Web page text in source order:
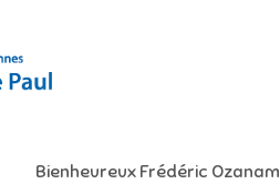
Bienheureux Frédéric Ozanam